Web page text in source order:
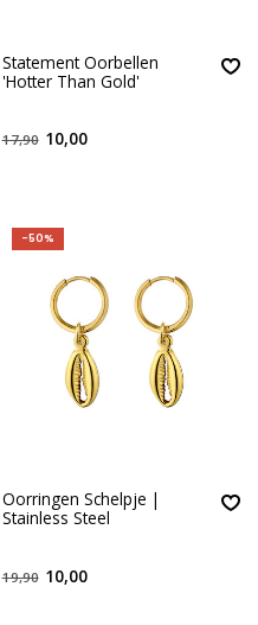
Statement Oorbellen
'Hotter Than Gold'
17,90 10,00
-50%
Oorringen Schelpje |
Stainless Steel
19,90 10,00